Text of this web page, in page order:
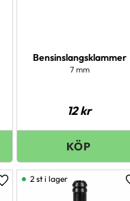
Bensinslangsklammer
7 mm
12kr
Lägg till i favoriter
2 st i lager